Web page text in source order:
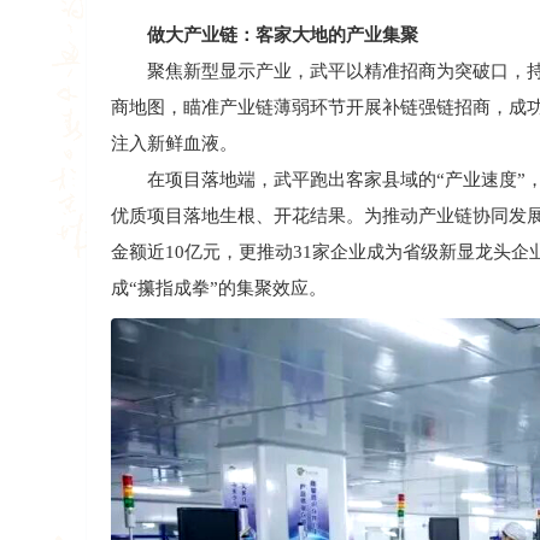
做大产业链：客家大地的产业集聚
聚焦新型显示产业，武平以精准招商为突破口，
商地图，瞄准产业链薄弱环节开展补链强链招商，成
注入新鲜血液。
在项目落地端，武平跑出客家县域的“产业速度”
优质项目落地生根、开花结果。为推动产业链协同发
金额近10亿元，更推动31家企业成为省级新显龙头
成“攥指成拳”的集聚效应。